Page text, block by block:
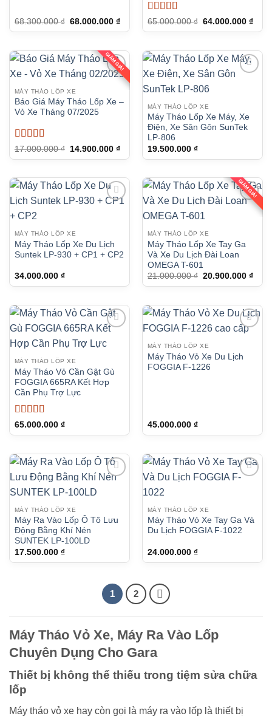
68.300.000₫ Giá
68.000.000 ₫Giá
hiện
68.000.000 ₫.
Được xếp
hạng55 sao
65.000.000₫ Giá
64.000.000 ₫Giá
hiện
GIẢM GIÁ!
MÁY THÁO LỐP XE
Báo Giá Máy Tháo Lốp Xe –
Vỏ Xe Tháng 07/2025
Được xếp
hạng55 sao
17.000.000₫
Giá
14.900.000 ₫Giá
hiện
14.900.000 ₫.
MÁY THÁO LỐP XE
Máy Tháo Lốp Xe Máy, Xe
Điện, Xe Sân Gôn SunTek
LP-806
19.500.000 ₫
MÁY THÁO LỐP XE
Máy Tháo Lốp Xe Du Lịch
Suntek LP-930 + CP1 + CP2
34.000.000 ₫
GIẢM GIÁ!
MÁY THÁO LỐP XE
Máy Tháo Lốp Xe Tay Ga
Và Xe Du Lịch Đài Loan
OMEGA T-601
21.000.000₫ Giá
20.900.000 ₫Giá
hiện
MÁY THÁO LỐP XE
Máy Tháo Vỏ Cần Gật Gù
FOGGIA 665RA Kết Hợp
Cần Phụ Trợ Lực
Được xếp
hạng55 sao
65.000.000 ₫
MÁY THÁO LỐP XE
Máy Tháo Vỏ Xe Du Lịch
FOGGIA F-1226
45.000.000 ₫
MÁY THÁO LỐP XE
Máy Ra Vào Lốp Ô Tô Lưu
Động Bằng Khí Nén
SUNTEK LP-100LD
17.500.000 ₫
MÁY THÁO LỐP XE
Máy Tháo Vỏ Xe Tay Ga Và
Du Lịch FOGGIA F-1022
24.000.000 ₫
1 2
Máy Tháo Vỏ Xe, Máy Ra Vào Lốp
Chuyên Dụng Cho Gara
Thiết bị không thể thiếu trong tiệm sửa chữa
lốp
Máy tháo vỏ xe hay còn gọi là máy ra vào lốp là thiết bị